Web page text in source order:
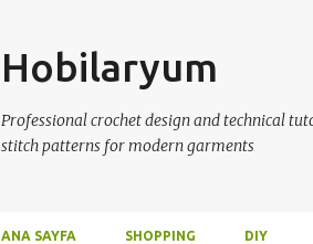
Hobilaryum
Professional crochet design and technical
stitch patterns for modern garments
ANA SAYFA SHOPPING DIY